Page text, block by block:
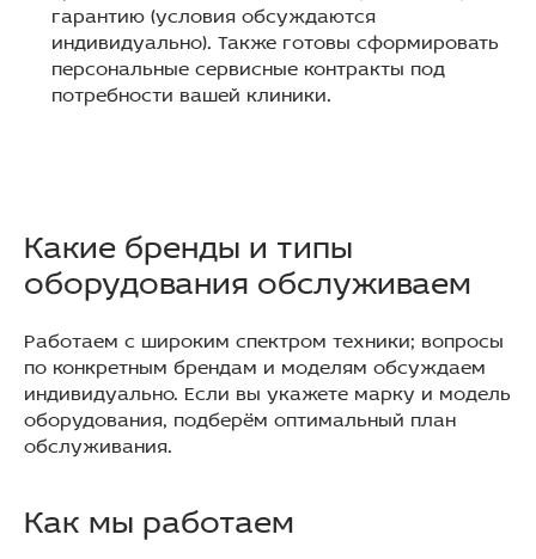
гарантию (условия обсуждаются
индивидуально). Также готовы сформировать
персональные сервисные контракты под
потребности вашей клиники.
Какие бренды и типы
оборудования обслуживаем
Работаем с широким спектром техники; вопросы
по конкретным брендам и моделям обсуждаем
индивидуально. Если вы укажете марку и модель
оборудования, подберём оптимальный план
обслуживания.
Как мы работаем